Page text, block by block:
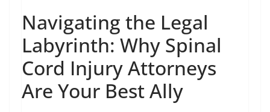
Navigating the Legal
Labyrinth: Why Spinal
Cord Injury Attorneys
Are Your Best Ally